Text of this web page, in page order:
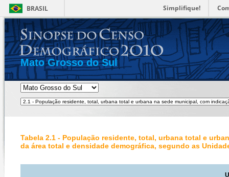
BRASIL Simplifique!
Mato Grosso do Sul
Tabela 2.1 - População residente, total, urbana total e
da área total e densidade demográfica, segundo as